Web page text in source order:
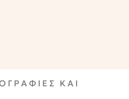
ΚΑΙ